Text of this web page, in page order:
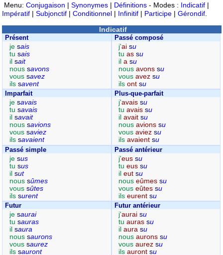
Menu: Conjugaison | Synonymes | Définitions - Modes : Indicatif |
Impératif | Subjonctif | Conditionnel | Infinitif | Participe | Gérondif
Indicatif
Présent
je sais
tu sais
il sait
nous savons
vous savez
ils savent
Passé composé
j'ai su
tuas su
ila su
nousavons su
vousavez su
ilsont su
Imparfait
je savais
tu savais
il savait
nous savions
vous saviez
ils savaient
Plus-que-parfait
j'avais su
tuavais su
ilavait su
nousavions su
vousaviez su
ilsavaient su
Passé simple
je sus
tu sus
il sut
nous sûmes
vous sûtes
ils surent
Passé antérieur
j'eus su
tueus su
ileut su
nouseûmes su
vouseûtes su
ilseurent su
Futur
je saurai
tu sauras
il saura
nous saurons
vous saurez
ils sauront
Futur antérieur
j'aurai su
tuauras su
ilaura su
nousaurons su
vousaurez su
ilsauront su